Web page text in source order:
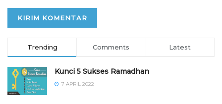
Trending Comments Latest
Kunci 5 Sukses Ramadhan
7 APRIL 2022